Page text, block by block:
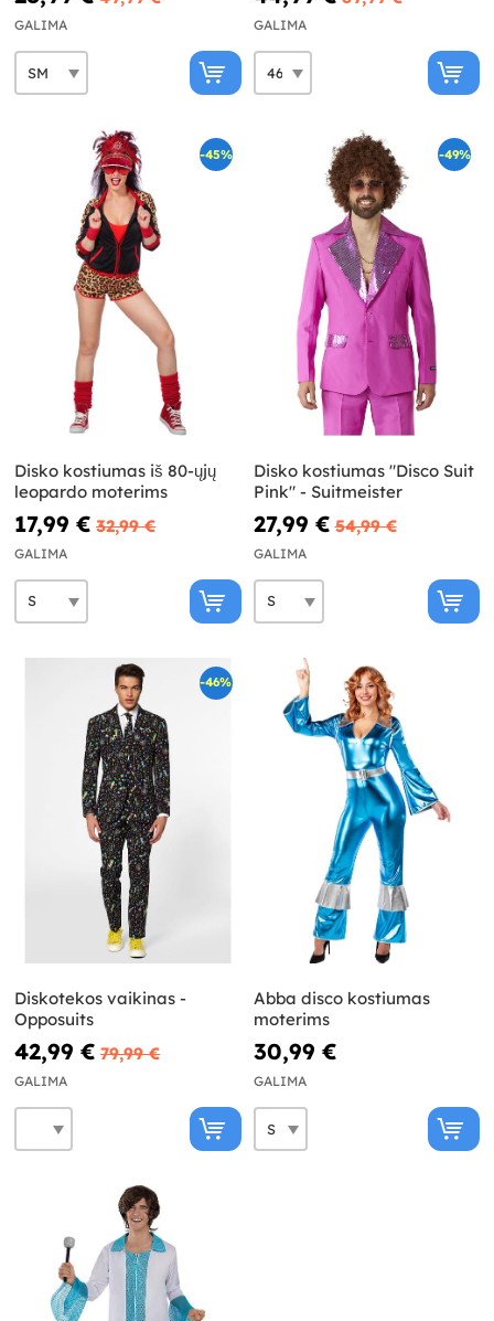
GALIMA GALIMA
-45%
Disko kostiumas iš 80-ųjų
leopardo moterims
17,99 € 32,99 €
GALIMA
-49%
Disko kostiumas "Disco Suit
Pink" - Suitmeister
27,99 € 54,99 €
GALIMA
-46%
Diskotekos vaikinas -
Opposuits
42,99 € 79,99 €
GALIMA
Abba disco kostiumas
moterims
30,99 €
GALIMA